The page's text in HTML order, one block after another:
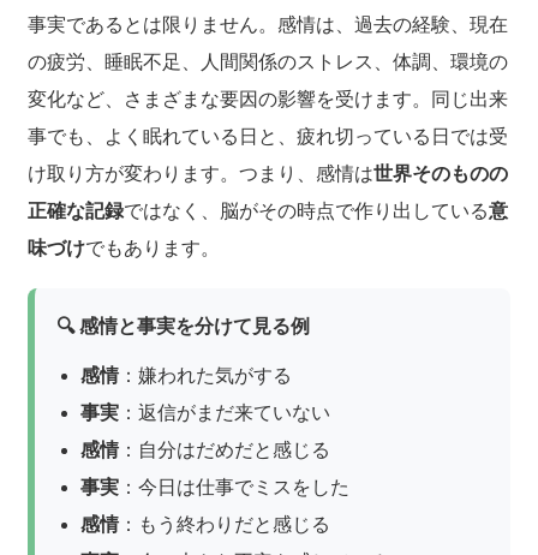
事実であるとは限りません。感情は、過去の経験、現在
の疲労、睡眠不足、人間関係のストレス、体調、環境の
変化など、さまざまな要因の影響を受けます。同じ出来
事でも、よく眠れている日と、疲れ切っている日では受
け取り方が変わります。つまり、感情は世界そのものの
正確な記録ではなく、脳がその時点で作り出している意
味づけでもあります。
🔍 感情と事実を分けて見る例
感情：嫌われた気がする
事実 ：返信がまだ来ていない
感情：自分はだめだと感じる
事実 ：今日は仕事でミスをした
感情：もう終わりだと感じる